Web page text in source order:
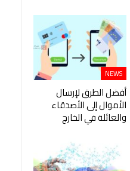
NEWS
أفضل الطرق لإرسال
الأموال إلى الأصدقاء
والعائلة في الخارج